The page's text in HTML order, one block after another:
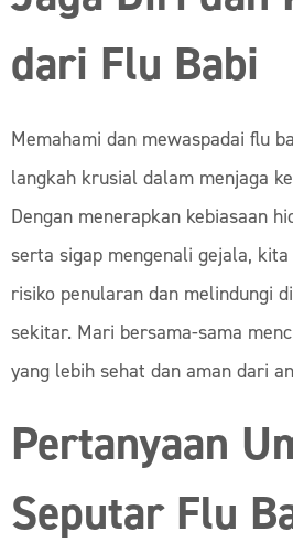
dari Flu Babi
Memahami dan mewaspadai flu
langkah krusial dalam menjaga
Dengan menerapkan kebiasaan
serta sigap mengenali gejala,
risiko penularan dan melindungi
sekitar. Mari bersama-sama
yang lebih sehat dan aman dari
Pertanyaan
Seputar Flu